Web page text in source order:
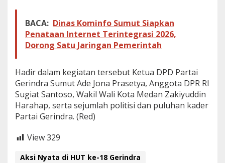
BACA: Dinas Kominfo Sumut Siapkan
Penataan Internet Terintegrasi 2026,
Dorong Satu Jaringan Pemerintah
Hadir dalam kegiatan tersebut Ketua DPD Partai
Gerindra Sumut Ade Jona Prasetya, Anggota DPR RI
Sugiat Santoso, Wakil Wali Kota Medan Zakiyuddin
Harahap, serta sejumlah politisi dan puluhan kader
Partai Gerindra. (Red)
View329
Aksi Nyata di HUT ke-18 Gerindra